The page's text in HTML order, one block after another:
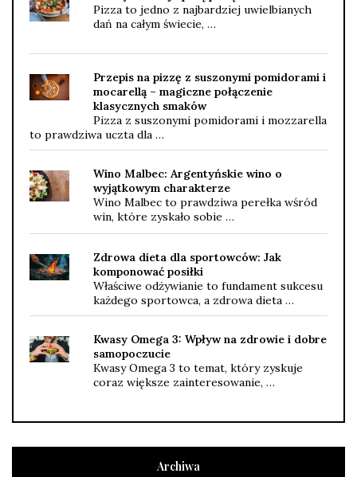
Pizza to jedno z najbardziej uwielbianych
dań na całym świecie, …
Przepis na pizzę z suszonymi pomidorami i
mocarellą – magiczne połączenie
klasycznych smaków
Pizza z suszonymi pomidorami i mozzarella
to prawdziwa uczta dla …
Wino Malbec: Argentyńskie wino o
wyjątkowym charakterze
Wino Malbec to prawdziwa perełka wśród
win, które zyskało sobie …
Zdrowa dieta dla sportowców: Jak
komponować posiłki
Właściwe odżywianie to fundament sukcesu
każdego sportowca, a zdrowa dieta …
Kwasy Omega 3: Wpływ na zdrowie i dobre
samopoczucie
Kwasy Omega 3 to temat, który zyskuje
coraz większe zainteresowanie, …
Archiwa